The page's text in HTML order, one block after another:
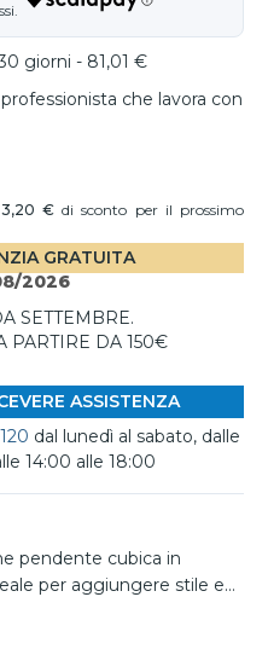
giorni - 81,01 €
che lavora con
3,20 € di sconto per il prossimo
GRATUITA
2026
SETTEMBRE.
PARTIRE DA 150€
ASSISTENZA
dal lunedì al sabato, dalle
14:00 alle 18:00
pendente cubica in
per aggiungere stile ed
bar o reception. Con